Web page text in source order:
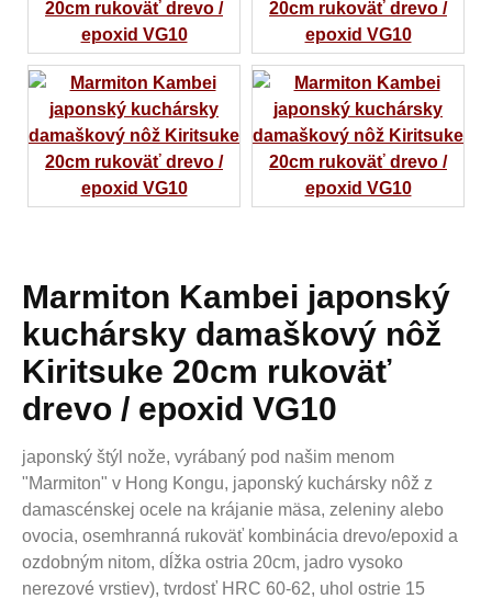
Marmiton Kambei japonský
kuchársky damaškový nôž
Kiritsuke 20cm rukoväť
drevo / epoxid VG10
japonský štýl nože, vyrábaný pod našim menom
"Marmiton" v Hong Kongu, japonský kuchársky nôž z
damascénskej ocele na krájanie mäsa, zeleniny alebo
ovocia, osemhranná rukoväť kombinácia drevo/epoxid a
ozdobným nitom, dĺžka ostria 20cm, jadro vysoko
nerezové vrstiev), tvrdosť HRC 60-62, uhol ostrie 15